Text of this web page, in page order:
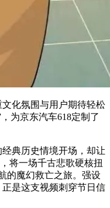
化氛围与用户期待轻松
为京东汽车618定制了
典历史情境开场，却让
将一场千古悲歌硬核扭
的魔幻救亡之旅。‌强设
是这支视频刺穿节日信